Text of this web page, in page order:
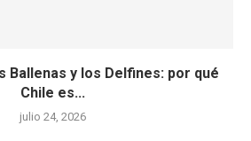
Ballenas y los Delfines: por qué
Chile es...
julio 24, 2026